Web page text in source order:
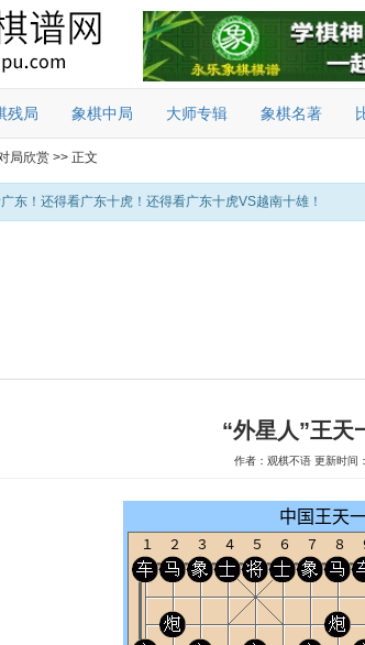
残局 象棋中局 大师专辑 象棋名著
局欣赏 >> 正文
东！还得看广东十虎！还得看广东十虎VS越南十雄！
“外星人”王天
作者：观棋不语 更新时间